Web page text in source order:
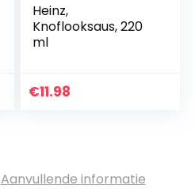
Heinz,
Knoflooksaus, 220
ml
€11.98
Aanvullende informatie